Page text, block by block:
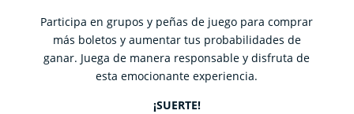
Participa en grupos y peñas de juego para comprar
más boletos y aumentar tus probabilidades de
ganar. Juega de manera responsable y disfruta de
esta emocionante experiencia.
¡SUERTE!